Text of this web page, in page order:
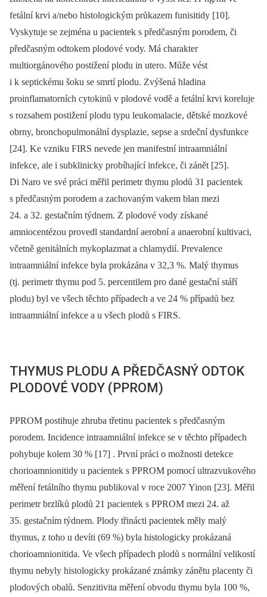
fetální krvi a/nebo histologickým průkazem funisitidy [10].
Vyskytuje se zejména u pacientek s předčasným porodem, či
předčasným odtokem plodové vody. Má charakter
multiorgánového postižení plodu in utero. Může vést
i k septickému šoku se smrtí plodu. Zvýšená hladina
proinflamatorních cytokinů v plodové vodě a fetální krvi koreluje
s rozsahem postižení plodu typu leukomalacie, dětské mozkové
obrny, bronchopulmonální dysplazie, sepse a srdeční dysfunkce
[24]. Ke vzniku FIRS nevede jen manifestní intraamniální
infekce, ale i subklinicky probíhající infekce, či zánět [25].
Di Naro ve své práci měřil perimetr thymu plodů 31 pacientek
s předčasným porodem a zachovaným vakem blan mezi
24. a 32. gestačním týdnem. Z plodové vody získané
amniocentézou provedl standardní aerobní a anaerobní kultivaci,
včetně genitálních mykoplazmat a chlamydií. Prevalence
intraamniální infekce byla prokázána v 32,3 %. Malý thymus
(tj. perimetr thymu pod 5. percentilem pro dané gestační stáří
plodu) byl ve všech těchto případech a ve 24 % případů bez
intraamniální infekce a u všech plodů s FIRS.
THYMUS PLODU A PŘEDČASNÝ ODTOK
PLODOVÉ VODY (PPROM)
PPROM postihuje zhruba třetinu pacientek s předčasným
porodem. Incidence intraamniální infekce se v těchto případech
pohybuje kolem 30 % [17] . První práci o možnosti detekce
chorioamnionitidy u pacientek s PPROM pomocí ultrazvukového
měření fetálního thymu publikoval v roce 2007 Yinon [23]. Měřil
perimetr brzlíků plodů 21 pacientek s PPROM mezi 24. až
35. gestačním týdnem. Plody třinácti pacientek měly malý
thymus, z toho u devíti (69 %) byla histologicky prokázaná
chorioamnionitida. Ve všech případech plodů s normální velikostí
thymu nebyly histologicky prokázané známky zánětu placenty či
plodových obalů. Senzitivita měření obvodu thymu byla 100 %,